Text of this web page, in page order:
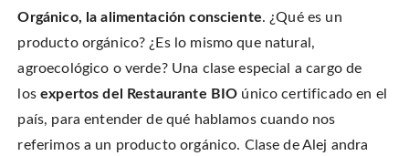
Orgánico, la alimentación consciente. ¿Qué es un
producto orgánico? ¿Es lo mismo que natural,
agroecológico o verde? Una clase especial a cargo de
losexpertos del Restaurante BIO único certificado en el
país, para entender de qué hablamos cuando nos
referimos a un producto orgánico. Clase de Alej andra